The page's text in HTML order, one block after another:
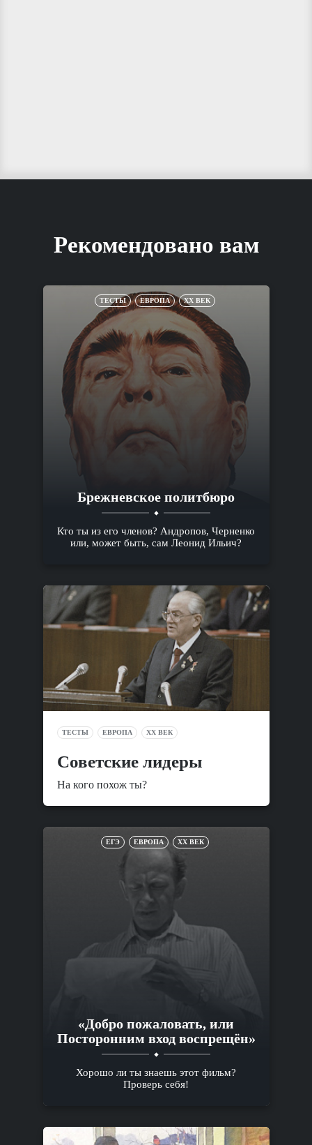
Рекомендовано вам
ТЕСТЫ ЕВРОПА XX ВЕК
Брежневское политбюро
Кто ты из его членов? Андропов, Черненко
или, может быть, сам Леонид Ильич?
ТЕСТЫ ЕВРОПА XX ВЕК
Советские лидеры
На кого похож ты?
ЕГЭ ЕВРОПА XX ВЕК
«Добро пожаловать, или
Посторонним вход воспрещён»
Хорошо ли ты знаешь этот фильм?
Проверь себя!